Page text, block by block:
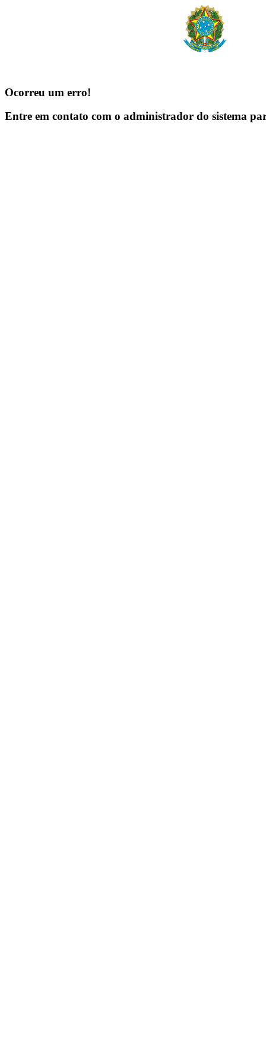
Ocorreu um erro!
Entre em contato com o administrador do sistema